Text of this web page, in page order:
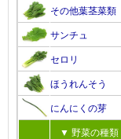
その他葉茎菜類
サンチュ
セロリ
ほうれんそう
にんにくの芽
▼ 野菜の種類